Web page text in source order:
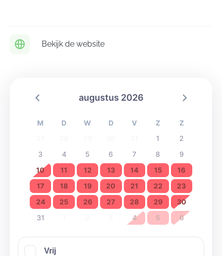
Bekijk de website
augustus 2026
M D W D V Z
Z
1
2
3
4 5 6 7 8
9
10
11 12 13 14 15
16
17
18 19 20 21 22
23
24
25 26 27 28 29
30
31
4 5 6
Vrij